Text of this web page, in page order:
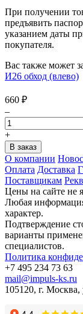
При получении
предъявить
указанием даты
покупателя.
Вас также может
И26 обход (влево)
660 ₽
–
+
О компании
Оплата Доставка
Поставщикам
Цены на сайте не
Любая
характер.
Подтверждение
варианты
специалистов.
Политика
+7 495 234 73 63
mail@impuls-ks.ru
105120, г.